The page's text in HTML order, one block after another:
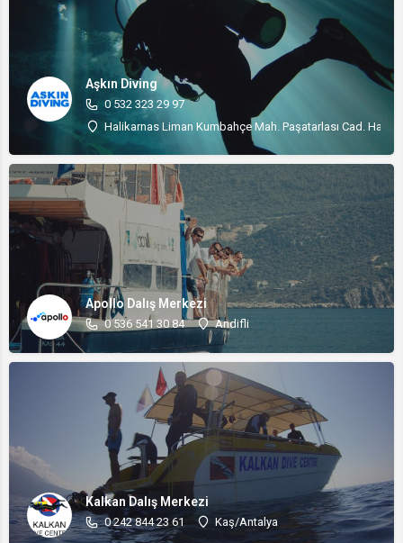
Aşkın Diving
0 532 323 29 97
Halikarnas Liman Kumbahçe Mah. Paşatarlası Cad.
Apollo Dalış Merkezi
0 536 541 30 84 Andifli
Kalkan Dalış Merkezi
0 242 844 23 61 Kaş/Antalya